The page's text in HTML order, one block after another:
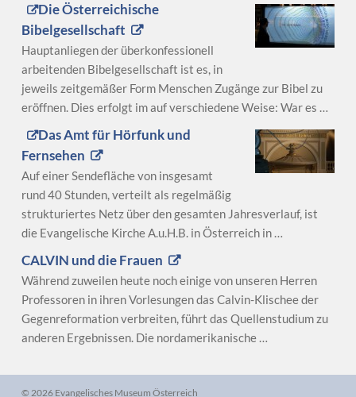
Die Österreichische
Bibelgesellschaft
Hauptanliegen der überkonfessionell
arbeitenden Bibelgesellschaft ist es, in
jeweils zeitgemäßer Form Menschen Zugänge zur Bibel zu
eröffnen. Dies erfolgt im auf verschiedene Weise: War es …
Das Amt für Hörfunk und
Fernsehen
Auf einer Sendefläche von insgesamt
rund 40 Stunden, verteilt als regelmäßig
strukturiertes Netz über den gesamten Jahresverlauf, ist
die Evangelische Kirche A.u.H.B. in Österreich in …
CALVIN und die Frauen
Während zuweilen heute noch einige von unseren Herren
Professoren in ihren Vorlesungen das Calvin-Klischee der
Gegenreformation verbreiten, führt das Quellenstudium zu
anderen Ergebnissen. Die nordamerikanische …
© 2026 Evangelisches Museum Österreich